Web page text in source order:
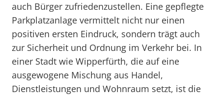
auch Bürger zufriedenzustellen. Eine gepflegte
Parkplatzanlage vermittelt nicht nur einen
positiven ersten Eindruck, sondern trägt auch
zur Sicherheit und Ordnung im Verkehr bei. In
einer Stadt wie Wipperfürth, die auf eine
ausgewogene Mischung aus Handel,
Dienstleistungen und Wohnraum setzt, ist die